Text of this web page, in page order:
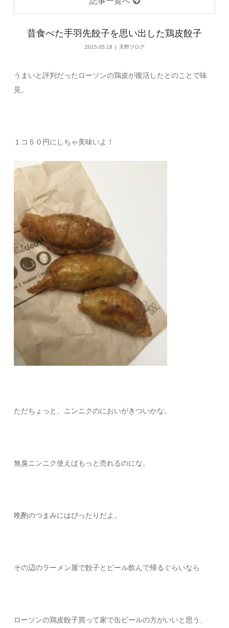
昔食べた手羽先餃子を思い出した鶏皮餃子
2015.05.18 天野ブログ
うまいと評判だったローソンの鶏皮が復活したとのことで味
見。
１コ５０円にしちゃ美味いよ！
ただちょっと、ニンニクのにおいがきついかな。
無臭ニンニク使えばもっと売れるのにな。
晩酌のつまみにはぴったりだよ。
その辺のラーメン屋で餃子とビール飲んで帰るぐらいなら
ローソンの鶏皮餃子買って家で缶ビールの方がいいと思う、